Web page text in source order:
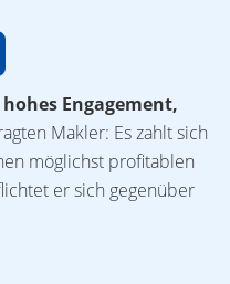
Engagement,
Makler: Es zahlt sich
möglichst profitablen
er sich gegenüber